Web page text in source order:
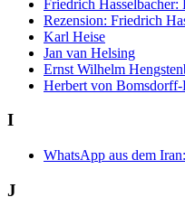
Friedrich
Rezension: Friedrich
Karl Heise
Jan van Helsing
Ernst Wilhelm
Herbert von Bomsdorff-
I
WhatsApp aus dem
J